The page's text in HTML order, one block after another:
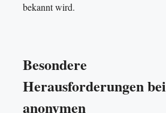
bekannt wird.
Besondere
Herausforderungen bei
anonymen